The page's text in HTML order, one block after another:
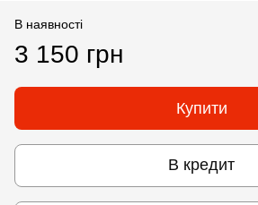
В наявності
3 150 грн
Купити
В кредит